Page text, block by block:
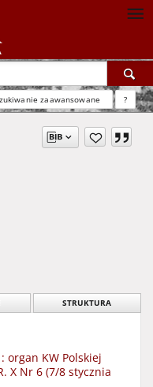
zaawansowane ?
STRUKTURA
organ KW Polskiej
X Nr 6 (7/8 stycznia